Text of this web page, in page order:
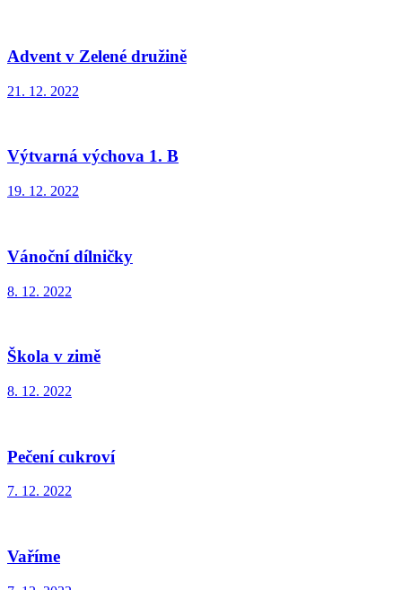
Advent v Zelené družině
21. 12. 2022
Výtvarná výchova 1. B
19. 12. 2022
Vánoční dílničky
8. 12. 2022
Škola v zimě
8. 12. 2022
Pečení cukroví
7. 12. 2022
Vaříme